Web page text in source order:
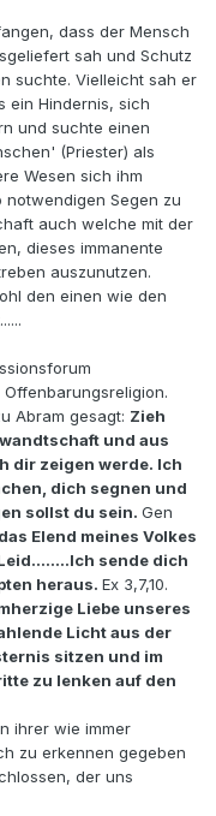
dass der Mensch
sah und Schutz
suchte. Vielleicht sah er
ein Hindernis, sich
und suchte einen
(Priester) als
Wesen sich ihm
Segen zu
auch welche mit der
dieses immanente
auszunutzen.
den einen wie den
Abram gesagt: Zieh
und aus
dir zeigen werde. Ich
dich segnen und
sollst du sein. Gen
Elend meines Volkes
sende dich
heraus. Ex 3,7,10.
Liebe unseres
Licht aus der
sitzen und im
zu lenken auf den
ihrer wie immer
zu erkennen gegeben
der uns